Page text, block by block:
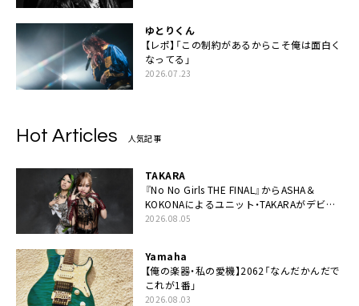
ゆとりくん
【レポ】「この制約があるからこそ俺は面白く
なってる」
2026.07.23
Hot Articles 人気記事
TAKARA
『No No Girls THE FINAL』からASHA＆
KOKONAによるユニット・TAKARAがデビュ
ー
2026.08.05
Yamaha
【俺の楽器・私の愛機】2062「なんだかんだで
これが1番」
2026.08.03